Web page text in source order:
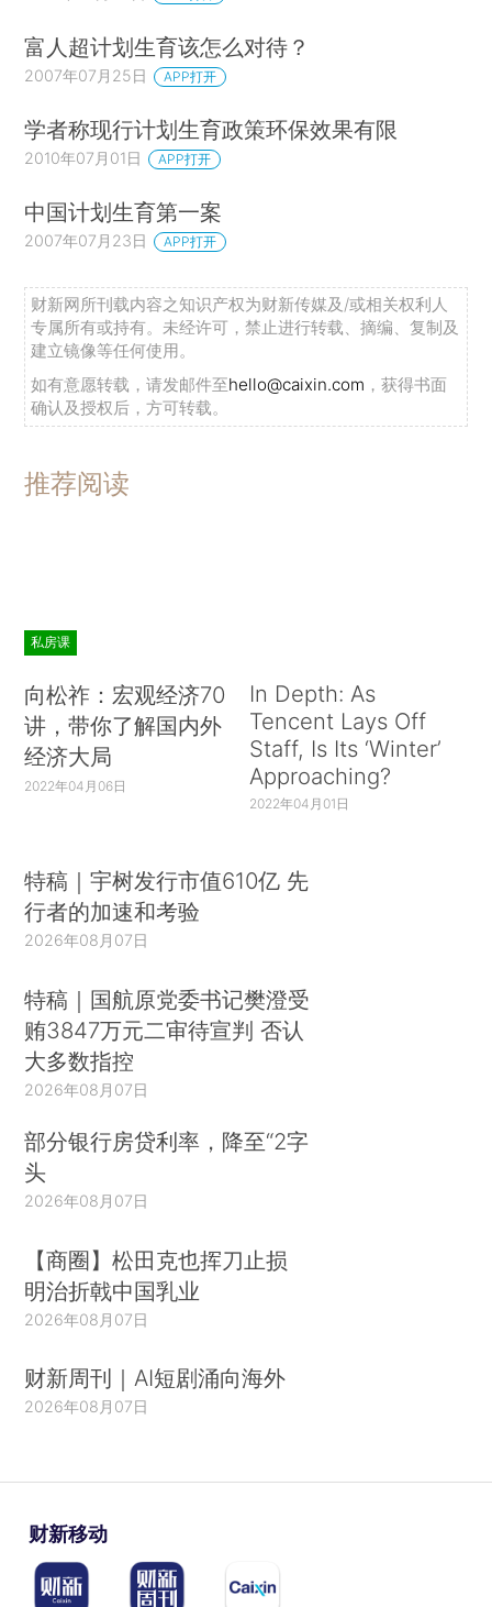
富人超计划生育该怎么对待？
2007年07月25日 APP打开
学者称现行计划生育政策环保效果有限
2010年07月01日 APP打开
中国计划生育第一案
2007年07月23日 APP打开
财新网所刊载内容之知识产权为财新传媒及/或相关权利人
专属所有或持有。未经许可，禁止进行转载、摘编、复制及
建立镜像等任何使用。
如有意愿转载，请发邮件至hello@caixin.com ，获得书面
确认及授权后，方可转载。
推荐阅读
私房课
向松祚：宏观经济70
讲，带你了解国内外
经济大局
2022年04月06日
In Depth: As
Tencent Lays Off
Staff, Is Its ‘Winter’
Approaching?
2022年04月01日
特稿｜宇树发行市值610亿 先
行者的加速和考验
2026年08月07日
特稿｜国航原党委书记樊澄受
贿3847万元二审待宣判 否认
大多数指控
2026年08月07日
部分银行房贷利率，降至“2字
头
2026年08月07日
【商圈】松田克也挥刀止损
明治折戟中国乳业
2026年08月07日
财新周刊｜AI短剧涌向海外
2026年08月07日
财新移动